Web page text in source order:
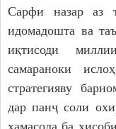
Сарфи назар аз
идомадошта ва
иқтисоди
самараноки
стратегияву
дар панҷ соли
ҳамасола ба